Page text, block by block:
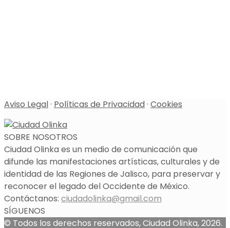
Aviso Legal· Políticas de Privacidad· Cookies
SOBRE NOSOTROS
Ciudad Olinka es un medio de comunicación que
difunde las manifestaciones artísticas, culturales y de
identidad de las Regiones de Jalisco, para preservar y
reconocer el legado del Occidente de México.
Contáctanos: ciudadolinka@gmail.com
SÍGUENOS
© Todos los derechos reservados, Ciudad Olinka, 2026.